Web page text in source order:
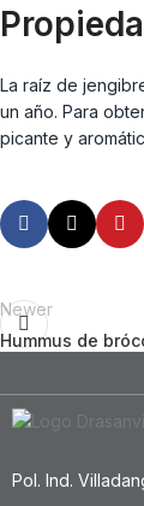
La raíz de
un año. Para
picante y
Newer
Hummus de
Pol. Ind.